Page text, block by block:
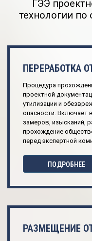
ГЭЭ
технологии
ПЕРЕРАБОТКА
Процедура
проектной
утилизации и
опасности. Включает
замеров, изысканий,
прохождение
перед экспертной
ПОДРОБНЕЕ
РАЗМЕЩЕНИЕ